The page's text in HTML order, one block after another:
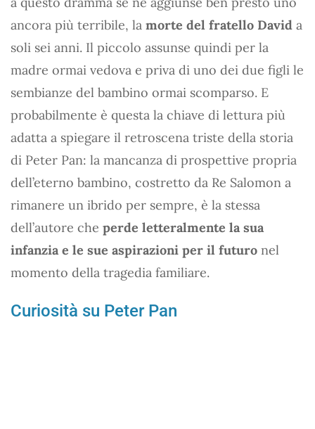
ancora più terribile, la morte del fratello David a
soli sei anni. Il piccolo assunse quindi per la
madre ormai vedova e priva di uno dei due figli le
sembianze del bambino ormai scomparso. E
probabilmente è questa la chiave di lettura più
adatta a spiegare il retroscena triste della storia
di Peter Pan: la mancanza di prospettive propria
dell’eterno bambino, costretto da Re Salomon a
rimanere un ibrido per sempre, è la stessa
dell’autore che perde letteralmente la sua
infanzia e le sue aspirazioni per il futuro nel
momento della tragedia familiare.
Curiosità su Peter Pan